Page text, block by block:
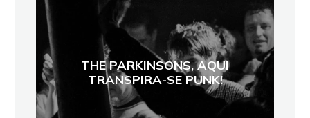
THE PARKINSONS, AQUI
TRANSPIRA-SE PUNK!